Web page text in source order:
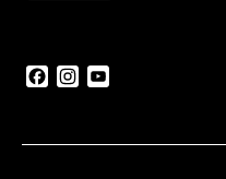
FacebookInstagram